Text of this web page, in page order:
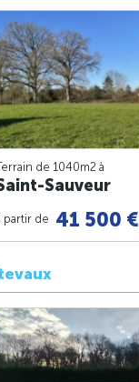
de 1040m2 à
Sauveur
partir de 41 500 €